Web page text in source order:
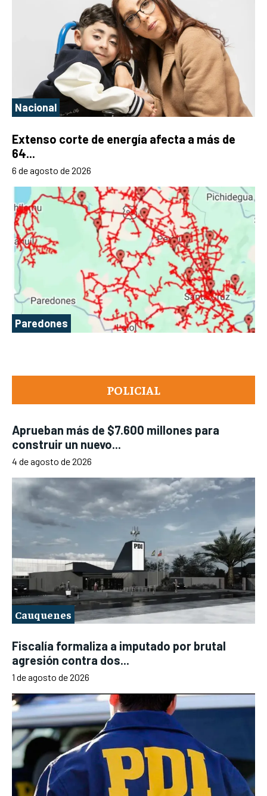
POLICIAL
Aprueban más de $7.600 millones para
construir un nuevo...
4 de agosto de 2026
Cauquenes
Fiscalía formaliza a imputado por brutal
agresión contra dos...
1 de agosto de 2026
Nacional
Extenso corte de energía afecta a más de
64...
6 de agosto de 2026
Paredones